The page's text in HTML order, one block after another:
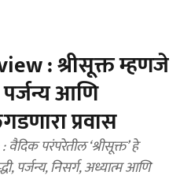
: श्रीसूक्त म्हणजे
आणि
प्रवास
परंपरेतील ‘श्रीसूक्त’ हे
पर्जन्य, निसर्ग, अध्यात्म आणि